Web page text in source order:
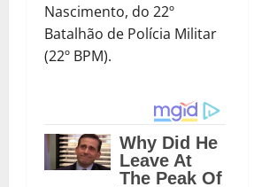
Nascimento, do 22º
Batalhão de Polícia Militar
(22º BPM).